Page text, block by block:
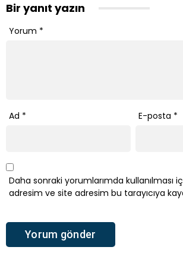
Bir yanıt yazın
Yorum *
Ad * E-posta *
Daha sonraki yorumlarımda kullanılması
adresim ve site adresim bu tarayıcıya